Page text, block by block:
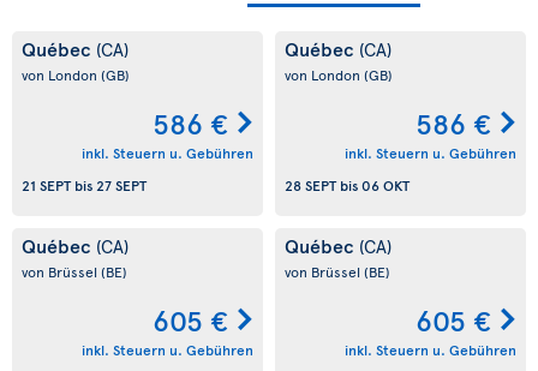
Québec (CA)
von London (GB)
586 €
inkl. Steuern u. Gebühren
21 SEPTbis27 SEPT
Québec (CA)
von London (GB)
586 €
inkl. Steuern u. Gebühren
28 SEPTbis06 OKT
Québec (CA)
von Brüssel (BE)
605 €
inkl. Steuern u. Gebühren
Québec (CA)
von Brüssel (BE)
605 €
inkl. Steuern u. Gebühren